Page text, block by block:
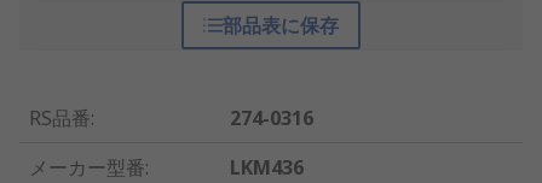
部品表に保存
RS品番:
274-0316
メーカー型番:
LKM436